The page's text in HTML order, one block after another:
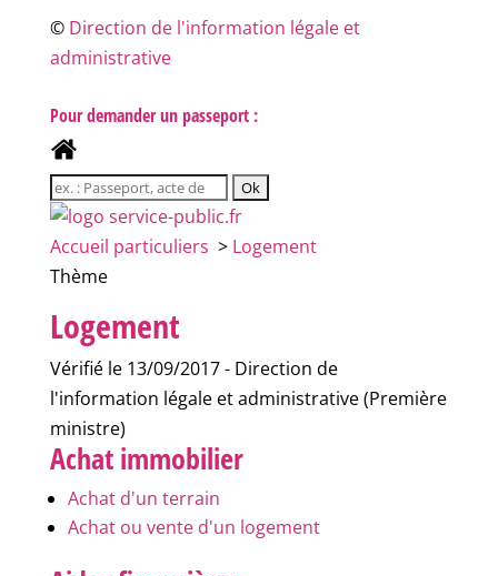
© Direction de l'information légale et
administrative
Pour demander un passeport :
Accueil particuliers > Logement
Thème
Logement
Vérifié le 13/09/2017 - Direction de
l'information légale et administrative (Première
ministre)
Achat immobilier
Achat d'un terrain
Achat ou vente d'un logement